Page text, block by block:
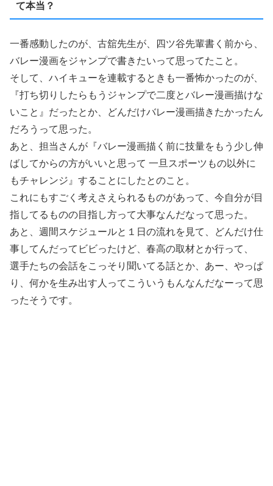
て本当？
一番感動したのが、古舘先生が、四ツ谷先輩書く前から、
バレー漫画をジャンプで書きたいって思ってたこと。
そして、ハイキューを連載するときも一番怖かったのが、
『打ち切りしたらもうジャンプで二度とバレー漫画描けな
いこと』だったとか、どんだけバレー漫画描きたかったん
だろうって思った。
あと、担当さんが『バレー漫画描く前に技量をもう少し伸
ばしてからの方がいいと思って 一旦スポーツもの以外に
もチャレンジ』することにしたとのこと。
これにもすごく考えさえられるものがあって、今自分が目
指してるものの目指し方って大事なんだなって思った。
あと、週間スケジュールと１日の流れを見て、どんだけ仕
事してんだってビビったけど、春高の取材とか行って、
選手たちの会話をこっそり聞いてる話とか、あー、やっぱ
り、何かを生み出す人ってこういうもんなんだなーって思
ったそうです。